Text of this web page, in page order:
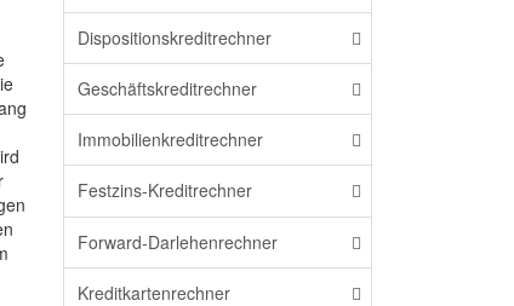
Dispositionskreditrechner
Geschäftskreditrechner
Immobilienkreditrechner
Festzins-Kreditrechner
Forward-Darlehenrechner
Kreditkartenrechner